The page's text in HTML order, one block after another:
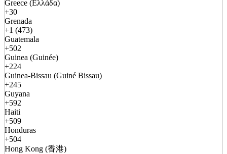
Greece (Ελλάδα)
+30
Grenada
+1 (473)
Guatemala
+502
Guinea (Guinée)
+224
Guinea-Bissau (Guiné Bissau)
+245
Guyana
+592
Haiti
+509
Honduras
+504
Hong Kong (香港)